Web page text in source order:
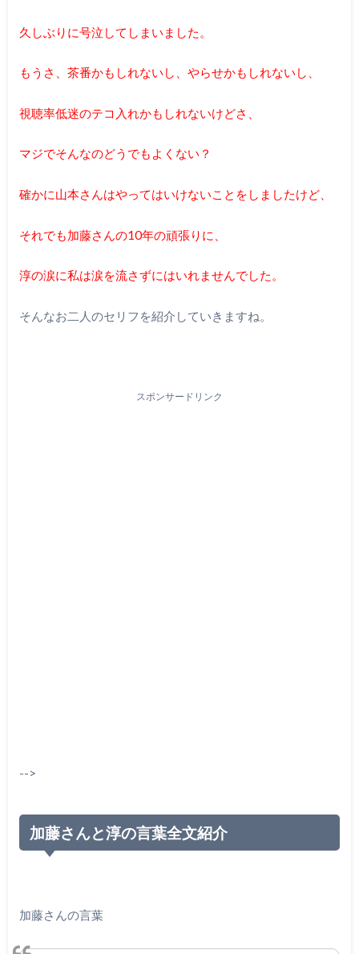
久しぶりに号泣してしまいました。
もうさ、茶番かもしれないし、やらせかもしれないし、
視聴率低迷のテコ入れかもしれないけどさ、
マジでそんなのどうでもよくない？
確かに山本さんはやってはいけないことをしましたけど、
それでも加藤さんの10年の頑張りに、
淳の涙に私は涙を流さずにはいれませんでした。
そんなお二人のセリフを紹介していきますね。
スポンサードリンク
-->
加藤さんと淳の言葉全文紹介
加藤さんの言葉